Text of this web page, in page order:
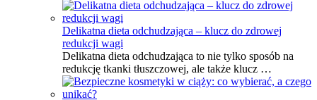
Delikatna dieta odchudzająca – klucz do zdrowej
redukcji wagi
Delikatna dieta odchudzająca to nie tylko sposób na
redukcję tkanki tłuszczowej, ale także klucz …